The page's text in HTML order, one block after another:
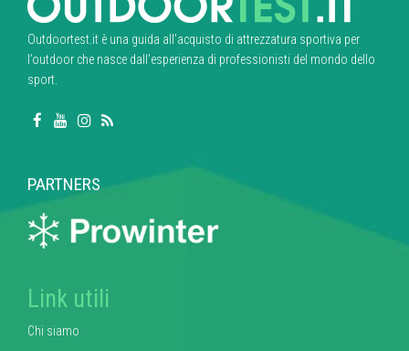
Outdoortest.it è una guida all’acquisto di attrezzatura sportiva per
l’outdoor che nasce dall’esperienza di professionisti del mondo dello
sport.
PARTNERS
Link utili
Chi siamo